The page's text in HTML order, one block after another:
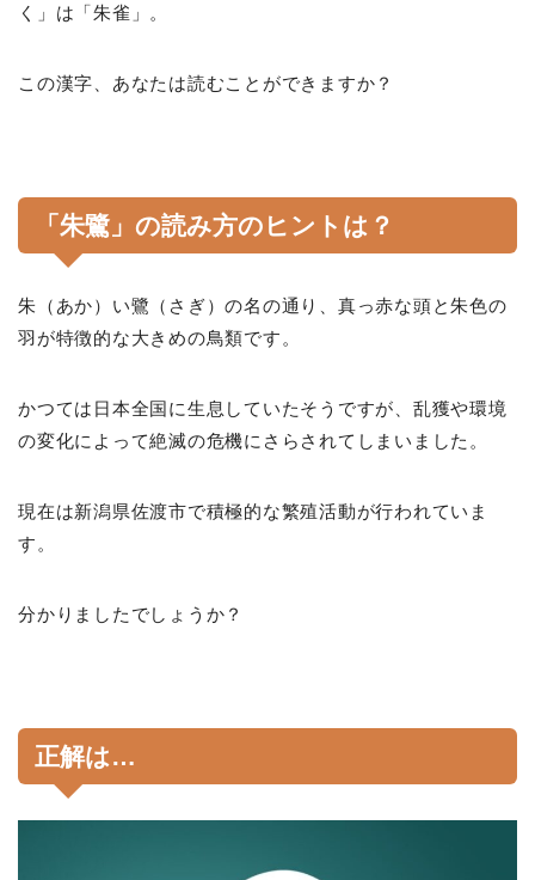
く」は「朱雀」。
この漢字、あなたは読むことができますか？
「朱鷺」の読み方のヒントは？
朱（あか）い鷺（さぎ）の名の通り、真っ赤な頭と朱色の
羽が特徴的な大きめの鳥類です。
かつては日本全国に生息していたそうですが、乱獲や環境
の変化によって絶滅の危機にさらされてしまいました。
現在は新潟県佐渡市で積極的な繁殖活動が行われていま
す。
分かりましたでしょうか？
正解は…